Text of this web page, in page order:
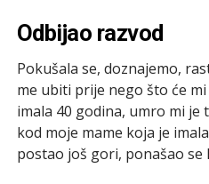
Odbijao razvod
Pokušala se, doznajemo,
me ubiti prije nego što će
imala 40 godina, umro mi je
kod moje mame koja je
postao još gori, ponašao se